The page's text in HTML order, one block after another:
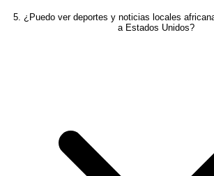
5. ¿Puedo ver deportes y noticias locales
a Estados Unidos?